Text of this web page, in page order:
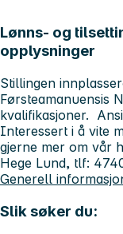
Lønns- og
opplysninger
Stillingen
Førsteamanuensis
kvalifikasjoner.
Interessert i å vite
gjerne mer om vår
Hege Lund, tlf:
Generell
Slik søker du: